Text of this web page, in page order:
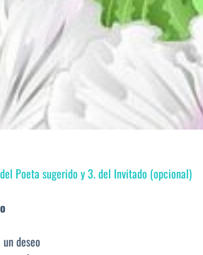
Poeta sugerido y 3. del Invitado (opcional)
deseo